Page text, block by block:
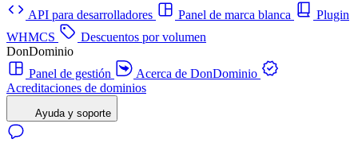
API para desarrolladores
Panel de marca blanca
Plugin
WHMCS
Descuentos por volumen
DonDominio
Panel de gestión
Acerca de DonDominio
Acreditaciones de dominios
Ayuda y soporte